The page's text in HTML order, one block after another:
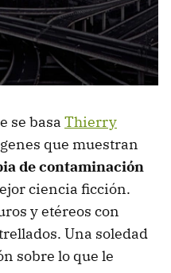
se basa Thierry
que muestran
de contaminación
ciencia ficción.
y etéreos con
Una soledad
sobre lo que le